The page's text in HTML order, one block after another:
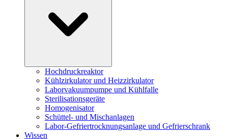
Hochdruckreaktor
Kühlzirkulator und Heizzirkulator
Laborvakuumpumpe und Kühlfalle
Sterilisationsgeräte
Homogenisator
Schüttel- und Mischanlagen
Labor-Gefriertrocknungsanlage und Gefrierschrank
Wissen